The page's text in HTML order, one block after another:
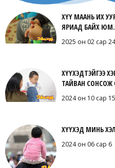
ХҮҮ МААНЬ ИХ
ЯРИАД БАЙХ ЮМ.
2025 он 02 сар 24
ХҮҮХЭДТЭЙГЭЭ
ТАЙВАН СОНСОЖ
2024 он 10 сар 15
ХҮҮХЭД МИНЬ
2024 он 06 сар 6